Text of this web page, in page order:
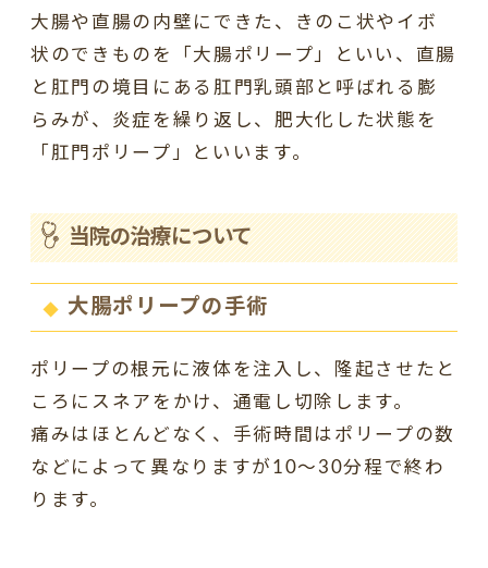
大腸や直腸の内壁にできた、きのこ状やイボ
状のできものを「大腸ポリープ」といい、直腸
と肛門の境目にある肛門乳頭部と呼ばれる膨
らみが、炎症を繰り返し、肥大化した状態を
「肛門ポリープ」といいます。
当院の治療について
大腸ポリープの手術
ポリープの根元に液体を注入し、隆起させたと
ころにスネアをかけ、通電し切除します。
痛みはほとんどなく、手術時間はポリープの数
などによって異なりますが10～30分程で終わ
ります。